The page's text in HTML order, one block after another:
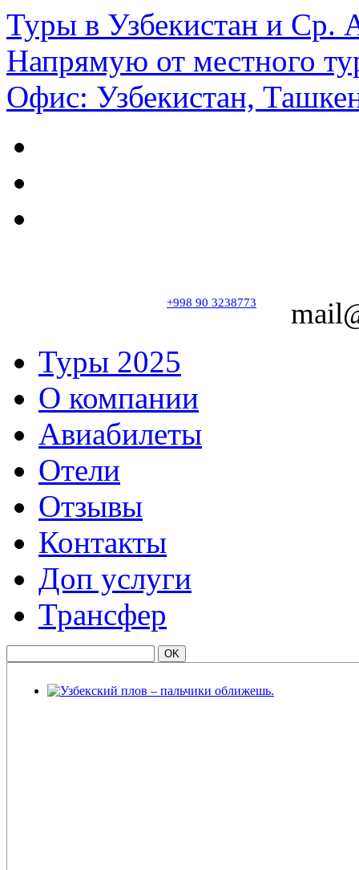
Туры в Узбекистан и Ср.
Напрямую от местного
Офис: Узбекистан,
+998 90 3238773
Туры 2025
О компании
Авиабилеты
Отели
Отзывы
Контакты
Доп услуги
Трансфер